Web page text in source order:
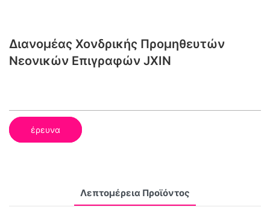
Διανομέας Χονδρικής Προμηθευτών
Νεονικών Επιγραφών JXIN
έρευνα
Λεπτομέρεια Προϊόντος